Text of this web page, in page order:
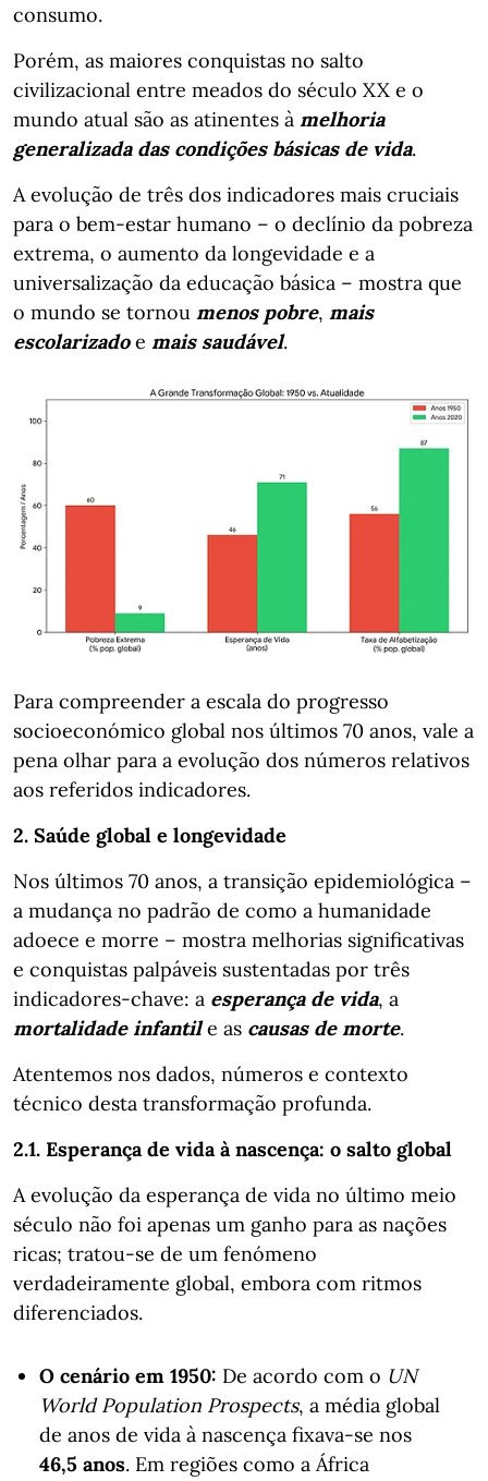
consumo.
Porém, as maiores conquistas no salto
civilizacional entre meados do século XX e o
mundo atual são as atinentes à melhoria
generalizada das condições básicas de vida.
A evolução de três dos indicadores mais cruciais
para o bem-estar humano – o declínio da pobreza
extrema, o aumento da longevidade e a
universalização da educação básica – mostra que
o mundo se tornou menos pobre, mais
escolarizadoe mais saudável.
Para compreender a escala do progresso
socioeconómico global nos últimos 70 anos, vale a
pena olhar para a evolução dos números relativos
aos referidos indicadores.
2. Saúde global e longevidade
Nos últimos 70 anos, a transição epidemiológica –
a mudança no padrão de como a humanidade
adoece e morre – mostra melhorias significativas
e conquistas palpáveis sustentadas por três
indicadores-chave: a esperança de vida, a
mortalidade infantile as causas de morte.
Atentemos nos dados, números e contexto
técnico desta transformação profunda.
2.1. Esperança de vida à nascença: o salto global
A evolução da esperança de vida no último meio
século não foi apenas um ganho para as nações
ricas; tratou-se de um fenómeno
verdadeiramente global, embora com ritmos
diferenciados.
O cenário em 1950: De acordo com o UN
World Population Prospects, a média global
de anos de vida à nascença fixava-se nos
46,5 anos. Em regiões como a África